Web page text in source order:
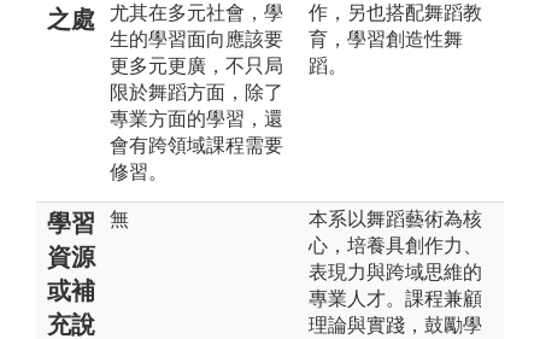
之處
尤其在多元社會，學
生的學習面向應該要
更多元更廣，不只局
限於舞蹈方面，除了
專業方面的學習，還
會有跨領域課程需要
修習。
作，另也搭配舞蹈教
育，學習創造性舞
蹈。
學習
資源
或補
充說
無
本系以舞蹈藝術為核
心，培養具創作力、
表現力與跨域思維的
專業人才。課程兼顧
理論與實踐，鼓勵學